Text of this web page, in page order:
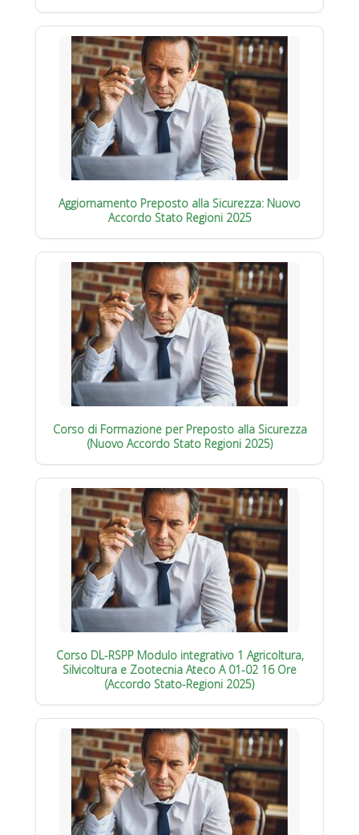
Aggiornamento Preposto alla Sicurezza: Nuovo
Accordo Stato Regioni 2025
Corso di Formazione per Preposto alla Sicurezza
(Nuovo Accordo Stato Regioni 2025)
Corso DL-RSPP Modulo integrativo 1 Agricoltura,
Silvicoltura e Zootecnia Ateco A 01-02 16 Ore
(Accordo Stato-Regioni 2025)